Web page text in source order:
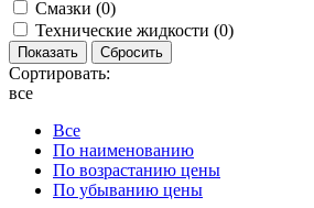
Смазки (0)
Технические жидкости (0)
Сортировать:
все
Все
По наименованию
По возрастанию цены
По убыванию цены